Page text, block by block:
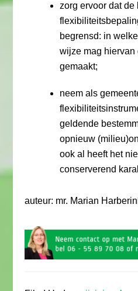
zorg ervoor dat de
begrensd: in
wijze mag hiervan
gemaakt;
neem als
geldende
opnieuw
ook al heeft het
conserverend
auteur: mr. Marian